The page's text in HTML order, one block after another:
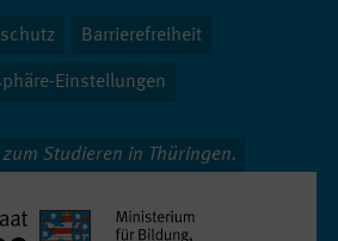
Barrierefreiheit
Einstellungen
Studieren in Thüringen.